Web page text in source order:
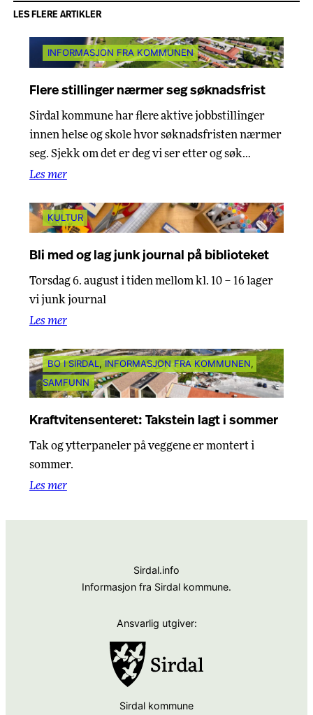
LES FLERE ARTIKLER
INFORMASJON FRA KOMMUNEN
Flere stillinger nærmer seg søknadsfrist
Sirdal kommune har flere aktive jobbstillinger
innen helse og skole hvor søknadsfristen nærmer
seg. Sjekk om det er deg vi ser etter og søk…
Les mer
KULTUR
Bli med og lag junk journal på biblioteket
Torsdag 6. august i tiden mellom kl. 10 – 16 lager
vi junk journal
Les mer
BO I SIRDAL, INFORMASJON FRA KOMMUNEN
SAMFUNN
Kraftvitensenteret: Takstein lagt i sommer
Tak og ytterpaneler på veggene er montert i
sommer.
Les mer
Sirdal.info
Informasjon fra Sirdal kommune.
Ansvarlig utgiver:
Sirdal kommune